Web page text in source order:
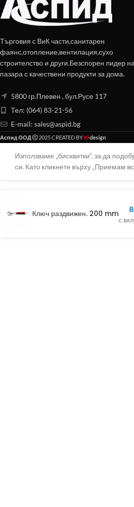
Търговия с ВиК части,санитарен
фаянс,отопление,вентилация,сухо
строителство и други.Безспорен лидер на
пазара с качествени продукти за дома.
5800 гр.Плевен , бул.Русе 117
Тел: (064) 83-21-56
E-mail: sales@aspid.bg
Аспид ООД 2025 CREATED BY K-design
Използваме „бисквитки“, за да
си. Като кликнете върху „Приемам
Ключ раздвижен. 200 mm
с